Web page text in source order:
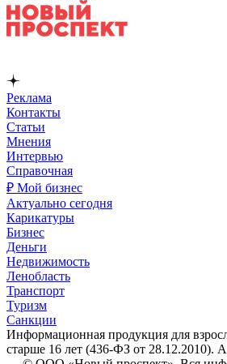
Реклама
Контакты
Статьи
Мнения
Интервью
Справочная
₽ Мой бизнес
Актуально сегодня
Карикатуры
Бизнес
Деньги
Недвижимость
Ленобласть
Транспорт
Туризм
Санкции
Информационная продукция для
старше 16 лет (436-ФЗ от 28.12.2010).